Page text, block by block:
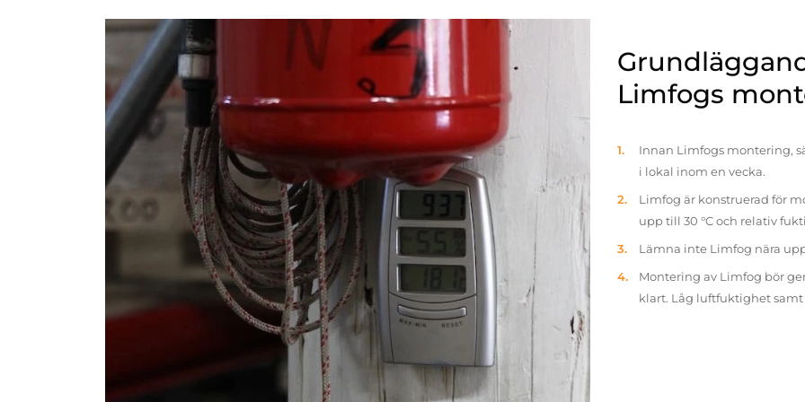
Limfogs
Innan Limfogs montering,
i lokal inom en vecka.
Limfog är konstruerad för
upp till 30 °C och relativ
Lämna inte Limfog nära
Montering av Limfog bör
klart. Låg luftfuktighet